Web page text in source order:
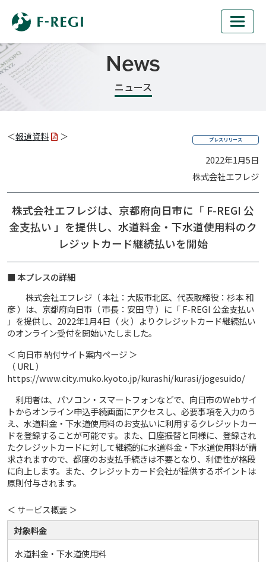
News
ニュース
＜報道資料 ＞ プレスリリース
2022年1月5日
株式会社エフレジ
株式会社エフレジは、京都府向日市に「 F-REGI 公
金支払い 」を提供し、 水道料金・下水道使用料のク
レジットカード継続払いを開始
■ 本プレスの詳細
株式会社エフレジ（ 本社：大阪市北区、代表取締役：杉本 和
彦 ）は、京都府向日市（ 市長：安田 守 ）に「 F-REGI 公金支払い
」を提供し、2022年1月4日（ 火 ）よりクレジットカード継続払い
のオンライン受付を開始いたしました。
＜ 向日市 納付サイト案内ページ ＞
（ URL ）
https://www.city.muko.kyoto.jp/kurashi/kurasi/jogesuido/
利用者は、パソコン・スマートフォンなどで、向日市のWebサイ
トからオンライン申込手続画面にアクセスし、必要事項を入力のう
え、水道料金・下水道使用料のお支払いに利用するクレジットカー
ドを登録することが可能です。また、口座振替と同様に、登録され
たクレジットカードに対して継続的に水道料金・下水道使用料が請
求されますので、都度のお支払手続きは不要となり、利便性が格段
に向上します。また、クレジットカード会社が提供するポイントは
原則付与されます。
＜ サービス概要 ＞
対象料金
水道料金・下水道使用料